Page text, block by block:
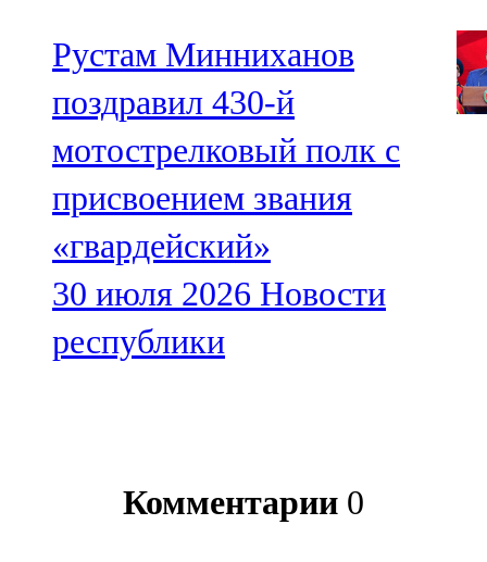
Рустам Минниханов
поздравил 430-й
мотострелковый полк с
присвоением звания
«гвардейский»
30 июля 2026 Новости
республики
Комментарии 0